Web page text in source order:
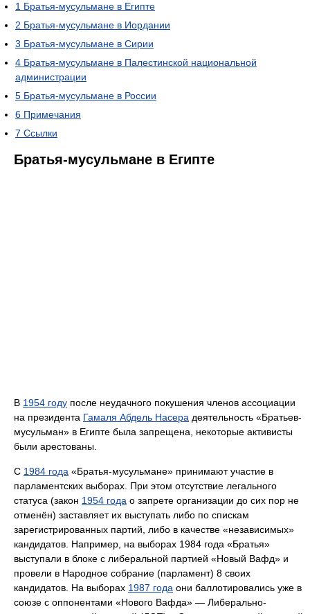
1 Братья-мусульмане в Египте
2 Братья-мусульмане в Иордании
3 Братья-мусульмане в Сирии
4 Братья-мусульмане в Палестинской национальной
администрации
5 Братья-мусульмане в России
6 Примечания
7 Ссылки
Братья-мусульмане в Египте
В 1954 году после неудачного покушения членов ассоциации
на президента Гамаля Абдель Насера деятельность «Братьев-
мусульман» в Египте была запрещена, некоторые активисты
были арестованы.
С 1984 года «Братья-мусульмане» принимают участие в
парламентских выборах. При этом отсутствие легального
статуса (закон 1954 года о запрете организации до сих пор не
отменён) заставляет их выступать либо по спискам
зарегистрированных партий, либо в качестве «независимых»
кандидатов. Например, на выборах 1984 года «Братья»
выступали в блоке с либеральной партией «Новый Вафд» и
провели в Народное собрание (парламент) 8 своих
кандидатов. На выборах 1987 года они баллотировались уже в
союзе с оппонентами «Нового Вафда» — Либерально-